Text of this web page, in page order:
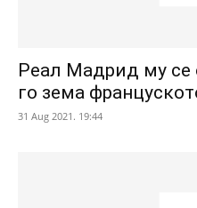
Реал Мадрид му
го зема
31 Aug 2021. 19:44